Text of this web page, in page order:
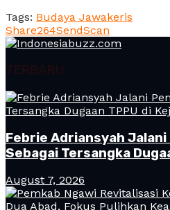
Tags: Budaya Jawakeris
Share264SendScan
TERBARU
Febrie Adriansyah
Sebagai Tersangka
August 7, 2026